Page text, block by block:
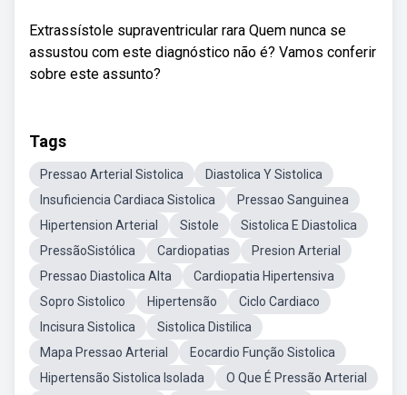
Extrassístole supraventricular rara Quem nunca se
assustou com este diagnóstico não é? Vamos conferir
sobre este assunto?
Tags
Pressao Arterial Sistolica
Diastolica Y Sistolica
Insuficiencia Cardiaca Sistolica
Pressao Sanguinea
Hipertension Arterial
Sistole
Sistolica E Diastolica
PressãoSistólica
Cardiopatias
Presion Arterial
Pressao Diastolica Alta
Cardiopatia Hipertensiva
Sopro Sistolico
Hipertensão
Ciclo Cardiaco
Incisura Sistolica
Sistolica Distilica
Mapa Pressao Arterial
Eocardio Função Sistolica
Hipertensão Sistolica Isolada
O Que É Pressão Arterial